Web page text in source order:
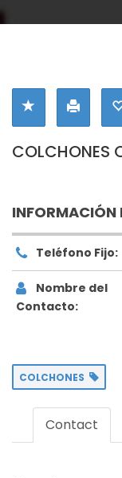
COLCHONES
Teléfono Fijo:
Nombre del
Contacto:
COLCHONES
Contact